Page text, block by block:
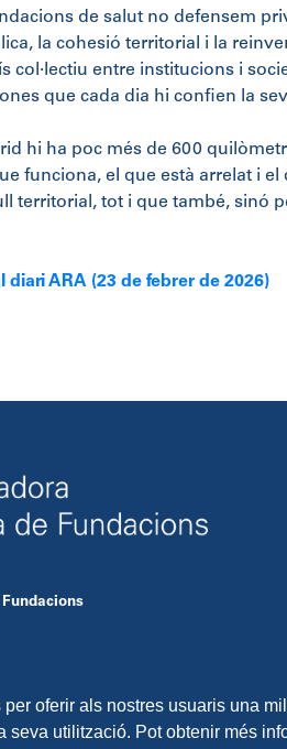
oferir als nostres usuaris una
seva utilització. Pot obtenir més
de salut no defensem
la cohesió territorial i la
col·lectiu entre institucions i
que cada dia hi confien la
hi ha poc més de 600
funciona, el que està arrelat i
territorial, tot i que també, sinó
ARA (23 de febrer de 2026)